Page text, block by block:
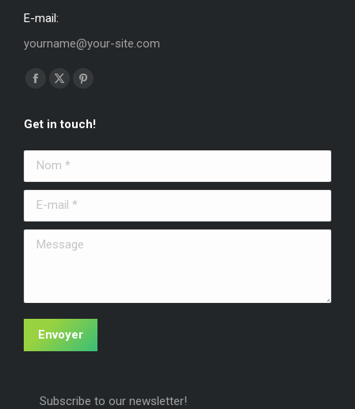
E-mail:
yourname@your-site.com
Trouvez nous sur :
La
Facebook
s'ouvre
dans
une
nouvelle
fenêtre
La
X
s'ouvre
dans
une
nouvelle
fenêtre
La
Pinterest
s'ouvre
une
fenêtre
Get in touch!
Nom *
E-mail *
Message
Envoyer
Subscribe to our newsletter!